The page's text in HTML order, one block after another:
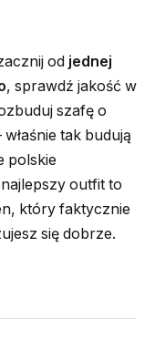
od jednej
, sprawdź jakość w
szafę o
tak budują
polskie
outfit to
który faktycznie
się dobrze.